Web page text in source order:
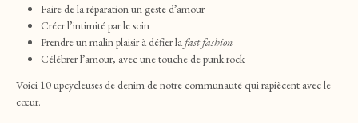
Faire de la réparation un geste d’amour
Créer l’intimité par le soin
Prendre un malin plaisir à défier lafast fashion
Célébrer l’amour, avec une touche de punk rock
Voici 10 upcycleuses de denim de notre communauté qui rapiècent avec le
cœur.